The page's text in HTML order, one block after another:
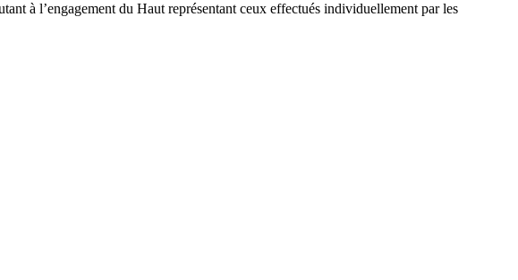
à l’engagement du Haut représentant ceux effectués individuellement par les